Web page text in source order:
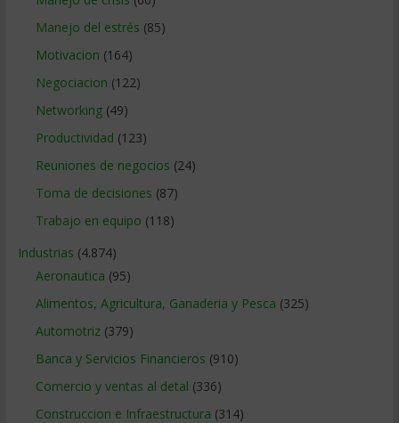
Manejo del estrés (85)
Motivacion (164)
Negociacion (122)
Networking(49)
Productividad (123)
Reuniones de negocios (24)
Toma de decisiones (87)
Trabajo en equipo (118)
Industrias (4.874)
Aeronautica (95)
Alimentos, Agricultura, Ganaderia y Pesca (325)
Automotriz(379)
Banca y Servicios Financieros (910)
Comercio y ventas al detal (336)
Construccion e Infraestructura (314)